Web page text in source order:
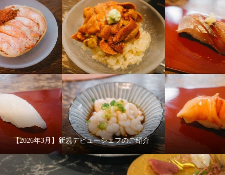
【2026年3月】新規デビューシェフのご紹介